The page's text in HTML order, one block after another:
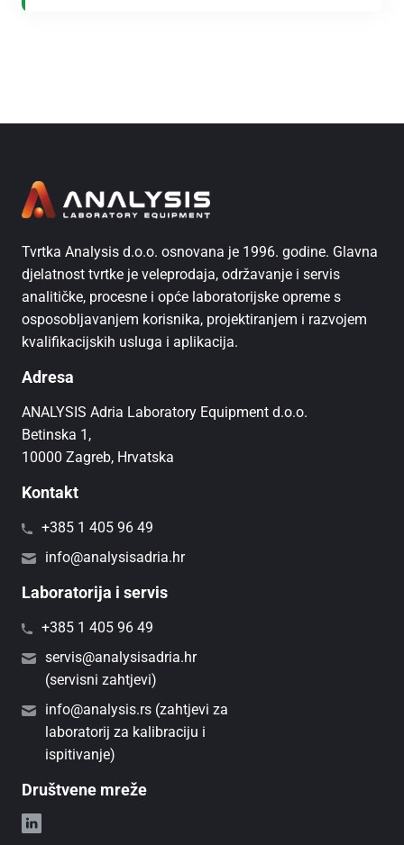
Tvrtka Analysis d.o.o. osnovana je 1996. godine. Glavna
djelatnost tvrtke je veleprodaja, održavanje i servis
analitičke, procesne i opće laboratorijske opreme s
osposobljavanjem korisnika, projektiranjem i razvojem
kvalifikacijskih usluga i aplikacija.
Adresa
ANALYSIS Adria Laboratory Equipment d.o.o.
Betinska 1,
10000 Zagreb, Hrvatska
Kontakt
+385 1 405 96 49
info@analysisadria.hr
Laboratorija i servis
+385 1 405 96 49
servis@analysisadria.hr
(servisni zahtjevi)
info@analysis.rs (zahtjevi za
laboratorij za kalibraciju i
ispitivanje)
Društvene mreže